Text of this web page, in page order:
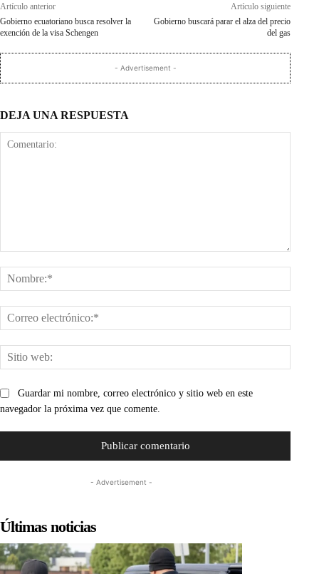
Artículo anterior
Gobierno ecuatoriano busca resolver la
exención de la visa Schengen
Artículo siguiente
Gobierno buscará parar el alza del precio
del gas
- Advertisement -
DEJA UNA RESPUESTA
web:
Guardar mi nombre, correo electrónico y sitio web en este
navegador la próxima vez que comente.
- Advertisement -
Últimas noticias